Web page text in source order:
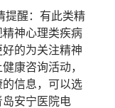
提醒 ：有此类精
神心理类疾病
的为关注精神
康咨询活动，
信息，可以选
安宁医院电